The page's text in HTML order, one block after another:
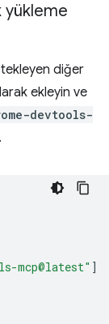
yükleme
diğer
ekleyin ve
devtools-
mcp@latest" ]